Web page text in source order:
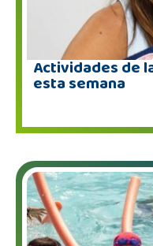
Actividades de
esta semana